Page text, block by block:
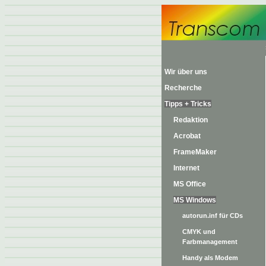
Wir über uns
Recherche
Tipps + Tricks
Redaktion
Acrobat
FrameMaker
Internet
MS Office
MS Windows
autorun.inf für CDs
CMYK und
Farbmanagement
Handy als Modem